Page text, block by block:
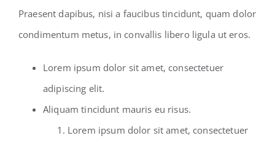
Praesent dapibus, nisi a faucibus tincidunt, quam dolor
condimentum metus, in convallis libero ligula ut eros.
Lorem ipsum dolor sit amet, consectetuer
adipiscing elit.
Aliquam tincidunt mauris eu risus.
Lorem ipsum dolor sit amet, consectetuer